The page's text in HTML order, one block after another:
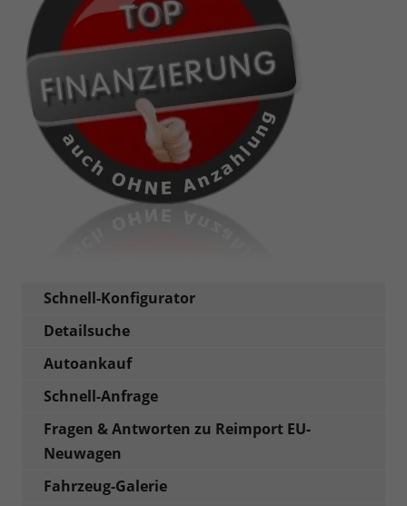
Schnell-Konfigurator
Detailsuche
Autoankauf
Schnell-Anfrage
Fragen & Antworten zu Reimport EU-
Neuwagen
Fahrzeug-Galerie